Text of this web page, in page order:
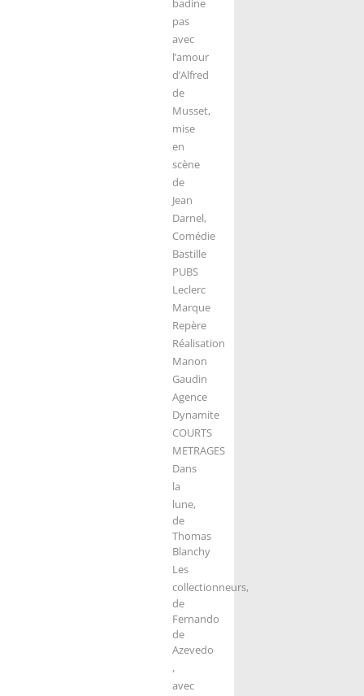
badine
pas
avec
l’amour
d’Alfred
de
Musset,
mise
en
scène
de
Jean
Darnel,
Comédie
Bastille
PUBS
Leclerc
Marque
Repère
Réalisation
Manon
Gaudin
Agence
Dynamite
COURTS
METRAGES
Dans
la
lune,
de
Thomas
Blanchy
Les
collectionneurs,
de
Fernando
de
Azevedo
,
avec